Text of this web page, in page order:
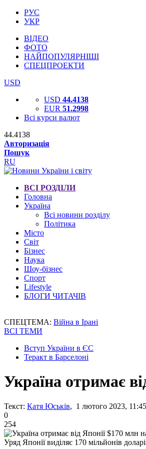
РУС
УКР
ВІДЕО
ФОТО
НАЙПОПУЛЯРНІШІ
СПЕЦПРОЕКТИ
USD
USD 44.4138
EUR 51.2998
Всі курси валют
44.4138
Авторизація
Пошук
RU
ВСІ РОЗДІЛИ
Головна
Україна
Всі новини розділу
Політика
Місто
Світ
Бізнес
Наука
Шоу-бізнес
Спорт
Lifestyle
БЛОГИ ЧИТАЧІВ
СПЕЦТЕМА: Війна в Ірані
ВСІ ТЕМИ
Вступ України в ЄС
Теракт в Барселоні
Україна отримає
Текст: Катя Юськів, 1 лютого 2023, 11:45
0
254
Уряд Японії виділяє 170 мільйонів